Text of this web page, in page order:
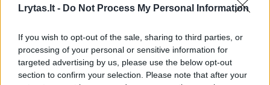
Lrytas.lt - Do Not Process My Personal Information
If you wish to opt-out of the sale, sharing to third parties, or
processing of your personal or sensitive information for
targeted advertising by us, please use the below opt-out
section to confirm your selection. Please note that after your